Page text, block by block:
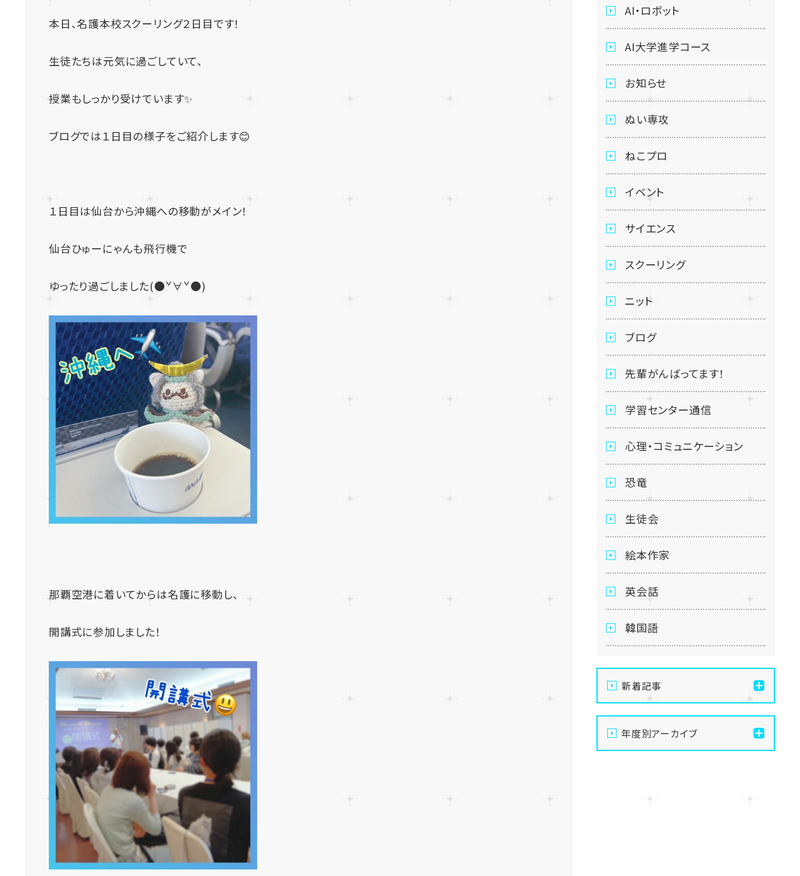
本日、名護本校スクーリング２日目です！
生徒たちは元気に過ごしていて、
授業もしっかり受けています✨
ブログでは１日目の様子をご紹介します😊
１日目は仙台から沖縄への移動がメイン！
仙台ひゅーにゃんも飛行機で
ゆったり過ごしました(●ˇ∀ˇ●)
那覇空港に着いてからは名護に移動し、
開講式に参加しました！
AI・ロボット
AI大学進学コース
お知らせ
ぬい専攻
ねこプロ
イベント
サイエンス
スクーリング
ニット
ブログ
先輩がんばってます！
学習センター通信
心理・コミュニケーション
恐竜
生徒会
絵本作家
英会話
韓国語
新着記事
【仙台】自分のペースで苦
手克服！AI大学進学専攻の
魅力を徹底解説します✨🤖
年度別アーカイブ